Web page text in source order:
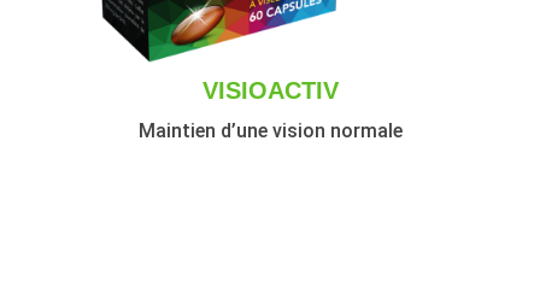
VISIOACTIV
Maintien d’une vision normale